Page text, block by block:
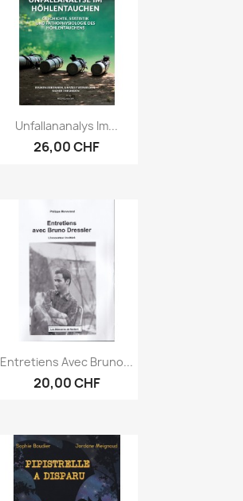
Aperçu rapide
Unfallananalys Im...
26,00 CHF
Aperçu rapide
Entretiens Avec Bruno...
20,00 CHF